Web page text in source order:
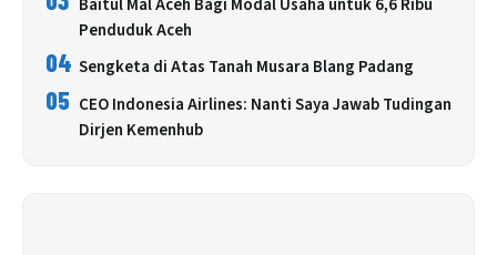
Baitul Mal Aceh Bagi Modal Usaha untuk 6,6 Ribu
Penduduk Aceh
04 Sengketa di Atas Tanah Musara Blang Padang
05 CEO Indonesia Airlines: Nanti Saya Jawab Tudingan
Dirjen Kemenhub